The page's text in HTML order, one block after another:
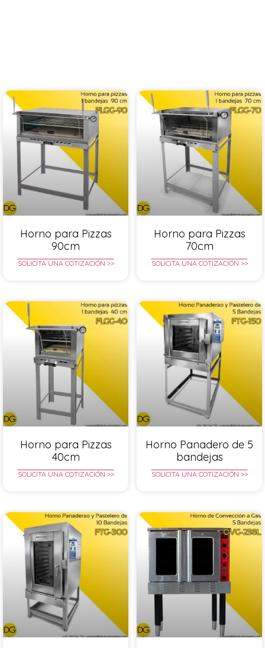
Horno para Pizzas
90cm
SOLICITA UNA COTIZACIÓN >>
Horno para Pizzas
70cm
SOLICITA UNA COTIZACIÓN >>
Horno para Pizzas
40cm
SOLICITA UNA COTIZACIÓN >>
Horno Panadero de 5
bandejas
SOLICITA UNA COTIZACIÓN >>